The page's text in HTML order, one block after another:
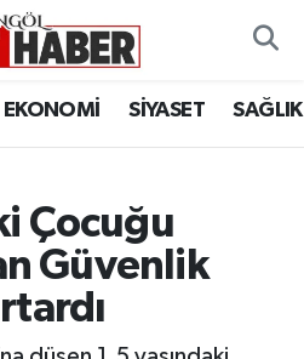
EKONOMİ SİYASET SAĞLIK
Çocuğu
Güvenlik
Haritası